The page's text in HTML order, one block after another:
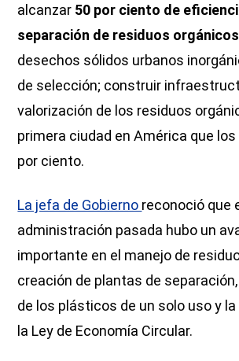
alcanzar 50 por ciento de
separación de residuos
desechos sólidos urbanos
de selección; construir
valorización de los residuos
primera ciudad en América que
por ciento.
La jefa de Gobierno reconoció que
administración pasada hubo un
importante en el manejo de
creación de plantas de
de los plásticos de un solo uso y
la Ley de Economía Circular.